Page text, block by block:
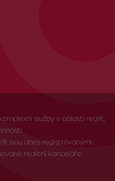
služby v oblasti realit,
jsou dnes registrovanými
realitní kanceláře.